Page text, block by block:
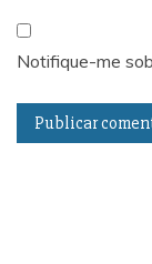
Notifique-me